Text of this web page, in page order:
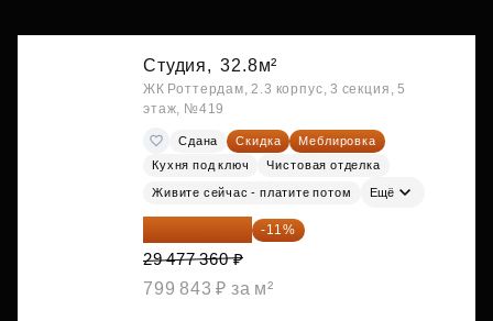
Студия, 32.8м²
ЖК Роттердам, 2.3 корпус, 3 секция, 5
этаж, №419
Сдана Скидка
Меблировка
Кухня под ключ
Чистовая отделка
Живите сейчас - платите потом Ещё
26 234 850 ₽ -11%
29 477 360 ₽
799 843 ₽ за м²